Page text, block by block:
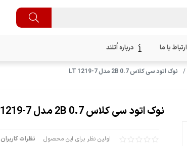
ارتباط با ما درباره اُتلند
نوک اتود سی کلاس 0.7 2B مدل LT 1219-7
نوک اتود سی کلاس 0.7 2B مدل LT 1219-7
اولین نظر برای این محصول نظرات کاربران